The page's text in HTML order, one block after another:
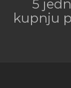
5
kupnju